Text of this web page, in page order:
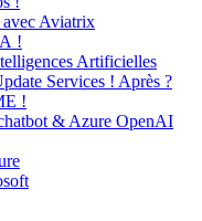
avec Aviatrix
!
Artificielles
Services ! Après ?
!
& Azure OpenAI